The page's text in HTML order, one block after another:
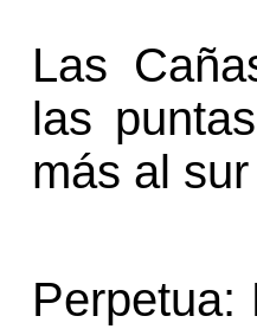
Las
las
más al
Perpetua: